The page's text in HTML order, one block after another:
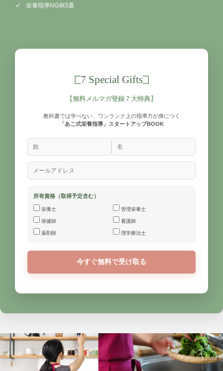
栄養指導NG例3選
7 Special Gifts
【無料メルマガ登録７大特典】
教科書では学べない、ワンランク上の指導力が身につく
「あこ式栄養指導」スタートアップBOOK
所有資格（取得予定含む）
栄養士 管理栄養士
保健師 看護師
薬剤師 理学療法士
今すぐ無料で受け取る